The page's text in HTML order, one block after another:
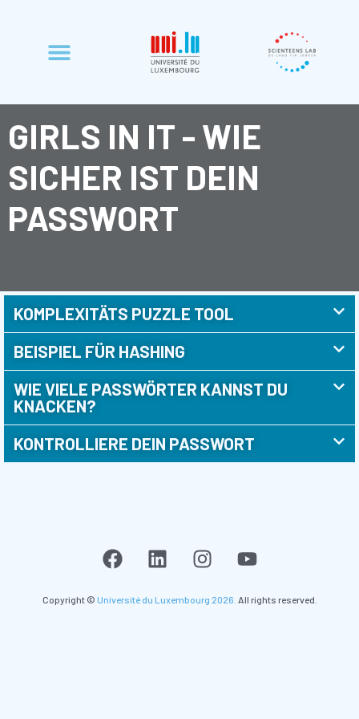
GIRLS IN IT - WIE
SICHER IST DEIN
PASSWORT
KOMPLEXITÄTS PUZZLE TOOL
BEISPIEL FÜR HASHING
WIE VIELE PASSWÖRTER KANNST DU
KNACKEN?
KONTROLLIERE DEIN PASSWORT
Copyright © Université du Luxembourg 2026. All rights reserved.